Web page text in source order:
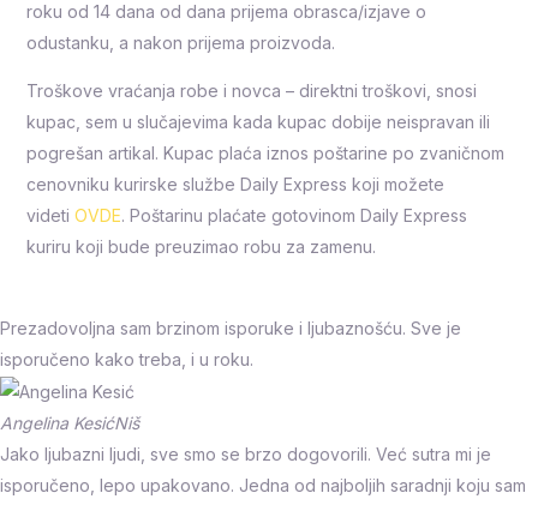
roku od 14 dana od dana prijema obrasca/izjave o
odustanku, a nakon prijema proizvoda.
Troškove vraćanja robe i novca – direktni troškovi, snosi
kupac, sem u slučajevima kada kupac dobije neispravan ili
pogrešan artikal. Kupac plaća iznos poštarine po zvaničnom
cenovniku kurirske službe Daily Express koji možete
videti OVDE. Poštarinu plaćate gotovinom Daily Express
kuriru koji bude preuzimao robu za zamenu.
Prezadovoljna sam brzinom isporuke i ljubaznošću. Sve je
isporučeno kako treba, i u roku.
Angelina KesićNiš
Jako ljubazni ljudi, sve smo se brzo dogovorili. Već sutra mi je
isporučeno, lepo upakovano. Jedna od najboljih saradnji koju sam